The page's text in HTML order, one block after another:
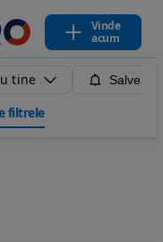
Vinde
acum
tine
filtrele